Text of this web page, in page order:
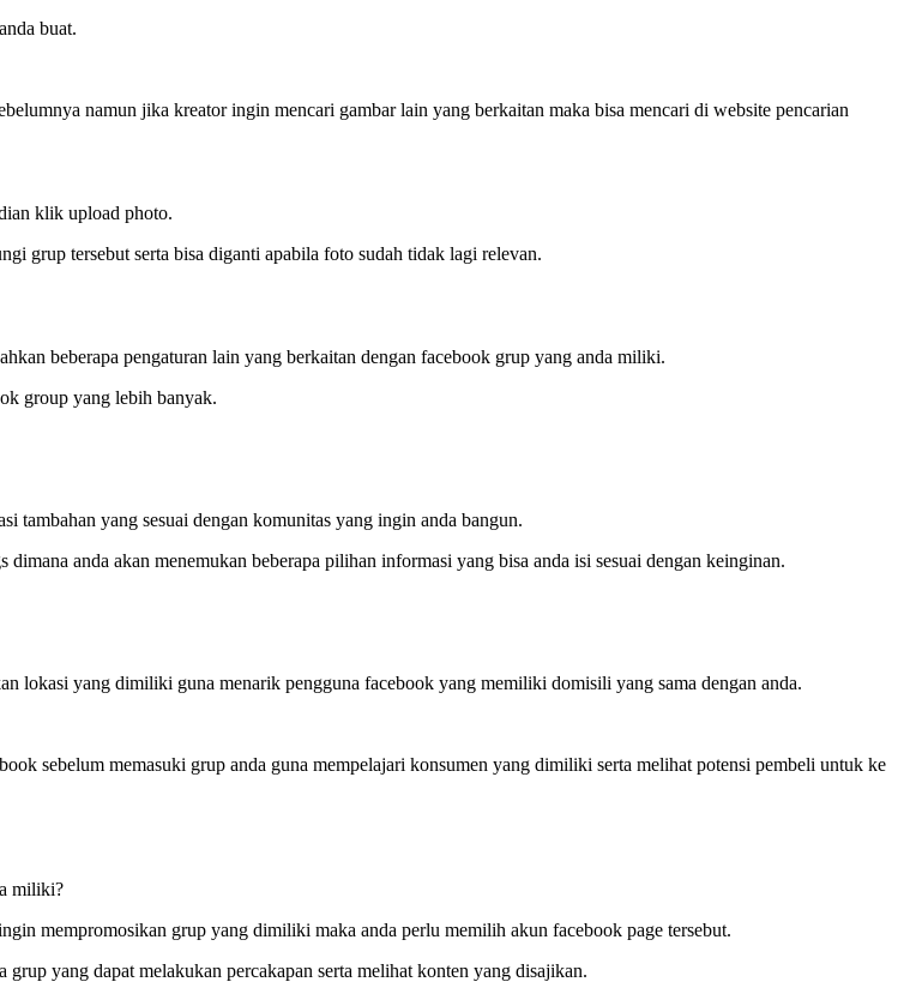
buat.
namun jika kreator ingin mencari gambar lain yang berkaitan maka bisa mencari di website pencarian
klik upload photo.
grup tersebut serta bisa diganti apabila foto sudah tidak lagi relevan.
beberapa pengaturan lain yang berkaitan dengan facebook grup yang anda miliki.
group yang lebih banyak.
tambahan yang sesuai dengan komunitas yang ingin anda bangun.
anda akan menemukan beberapa pilihan informasi yang bisa anda isi sesuai dengan keinginan.
lokasi yang dimiliki guna menarik pengguna facebook yang memiliki domisili yang sama dengan anda.
sebelum memasuki grup anda guna mempelajari konsumen yang dimiliki serta melihat potensi pembeli untuk ke
miliki?
mempromosikan grup yang dimiliki maka anda perlu memilih akun facebook page tersebut.
yang dapat melakukan percakapan serta melihat konten yang disajikan.